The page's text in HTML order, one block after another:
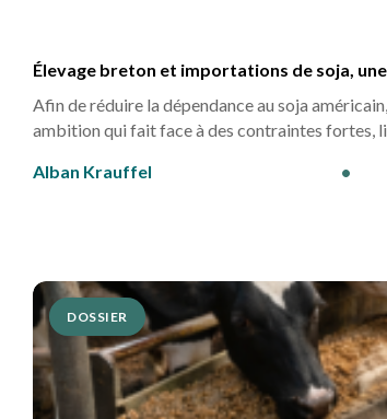
Élevage breton et importations de soja,
Afin de réduire la dépendance au soja
ambition qui fait face à des contraintes fortes,
Alban Krauffel
•
DOSSIER